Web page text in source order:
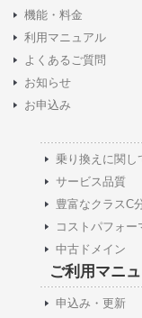
機能・料金
利用マニュアル
よくあるご質問
お知らせ
お申込み
乗り換えに関し
サービス品質
豊富なクラスC
コストパフォー
中古ドメイン
ご利用マニ
申込み・更新